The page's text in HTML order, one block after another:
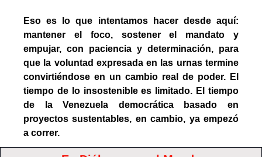
Eso es lo que intentamos hacer desde aquí:
mantener el foco, sostener el mandato y
empujar, con paciencia y determinación, para
que la voluntad expresada en las urnas termine
convirtiéndose en un cambio real de poder. El
tiempo de lo insostenible es limitado. El tiempo
de la Venezuela democrática basado en
proyectos sustentables, en cambio, ya empezó
a correr.